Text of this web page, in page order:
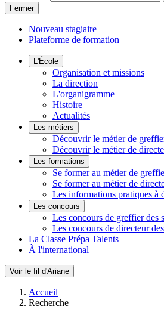
Fermer
Nouveau stagiaire
Plateforme de formation
L'École
Organisation et missions
La direction
L'organigramme
Histoire
Actualités
Les métiers
Découvrir le métier de
Découvrir le métier de
Les formations
Se former au métier de
Se former au métier de
Les informations pratiques à
Les concours
Les concours de greffier des
Les concours de directeur
La Classe Prépa Talents
À l'international
Voir le fil d'Ariane
Accueil
Recherche